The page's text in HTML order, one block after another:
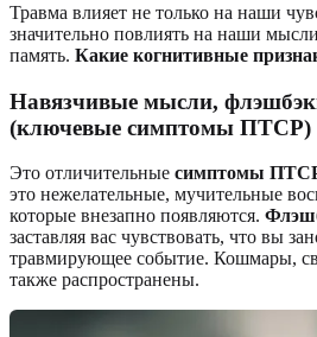
Травма влияет не только на наши
значительно повлиять на наши
память. Какие когнитивные
Навязчивые мысли,
(ключевые симптомы ПТСР)
Это отличительные симптомы
это нежелательные, мучительные
которые внезапно появляются.
заставляя вас чувствовать, что вы
травмирующее событие. Кошмары,
также распространены.